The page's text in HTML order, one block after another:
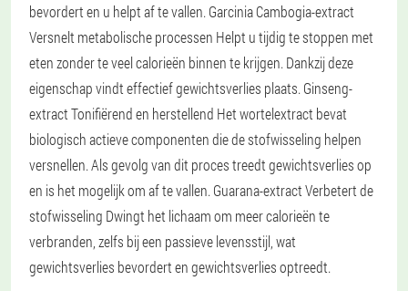
bevordert en u helpt af te vallen. Garcinia Cambogia-extract
Versnelt metabolische processen Helpt u tijdig te stoppen met
eten zonder te veel calorieën binnen te krijgen. Dankzij deze
eigenschap vindt effectief gewichtsverlies plaats. Ginseng-
extract Tonifiërend en herstellend Het wortelextract bevat
biologisch actieve componenten die de stofwisseling helpen
versnellen. Als gevolg van dit proces treedt gewichtsverlies op
en is het mogelijk om af te vallen. Guarana-extract Verbetert de
stofwisseling Dwingt het lichaam om meer calorieën te
verbranden, zelfs bij een passieve levensstijl, wat
gewichtsverlies bevordert en gewichtsverlies optreedt.